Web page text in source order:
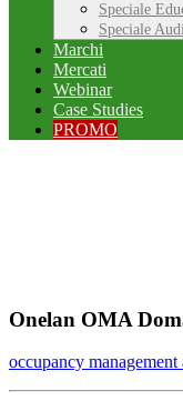
Speciale
Speciale
Marchi
Mercati
Webinar
Case Studies
PROMO
Onelan OMA
occupancy